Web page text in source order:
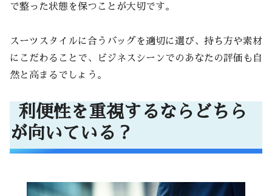
で整った状態を保つことが大切です。
スーツスタイルに合うバッグを適切に選び、持ち方や素材
にこだわることで、ビジネスシーンでのあなたの評価も自
然と高まるでしょう。
利便性を重視するならどちら
が向いている？